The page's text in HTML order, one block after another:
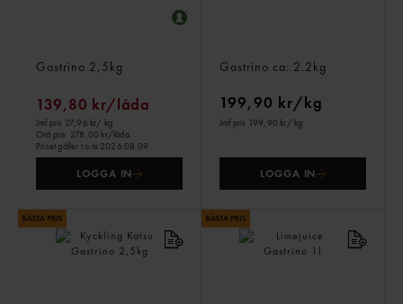
Gastrino 2,5kg
139,80 kr/låda
Jmf.pris 27,96 kr/ kg
Ord.pris 278,00 kr/låda
Priset gäller t.o.m 2026.08.09
LOGGA IN
Gastrino ca: 2.2kg
199,90 kr/kg
Jmf.pris 199,90 kr/ kg
LOGGA IN